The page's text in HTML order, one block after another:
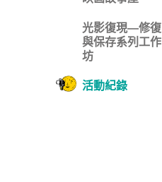
光影復現—修復
與保存系列工作
坊
活動紀錄